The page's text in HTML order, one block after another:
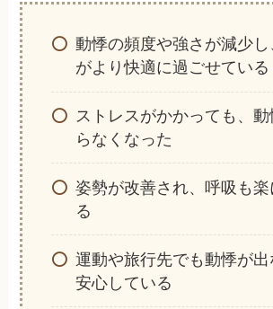
動悸の頻度や強さが減少
がより快適に過ごせている
ストレスがかかっても、
らなくなった
姿勢が改善され、呼吸も
る
運動や旅行先でも動悸が出
安心している